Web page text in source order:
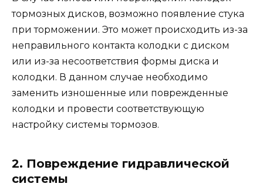
тормозных дисков, возможно появление стука
при торможении. Это может происходить из-за
неправильного контакта колодки с диском
или из-за несоответствия формы диска и
колодки. В данном случае необходимо
заменить изношенные или поврежденные
колодки и провести соответствующую
настройку системы тормозов.
2. Повреждение гидравлической
системы